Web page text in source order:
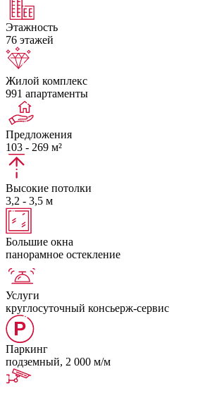
Этажность
76 этажей
Жилой комплекс
991 апартаменты
Предложения
103 - 269 м²
Высокие потолки
3,2 - 3,5 м
Большие окна
панорамное остекление
Услуги
круглосуточный консьерж-сервис
Паркинг
подземный, 2 000 м/м